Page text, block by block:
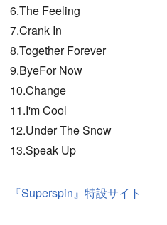
6.The Feeling
7.Crank In
8.Together Forever
9.ByeFor Now
10.Change
11.I'm Cool
12.Under The Snow
13.Speak Up
『Superspin』特設サイト